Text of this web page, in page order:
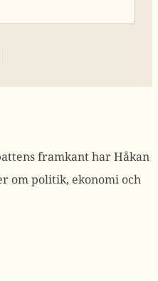
framkant har Håkan
om politik, ekonomi och